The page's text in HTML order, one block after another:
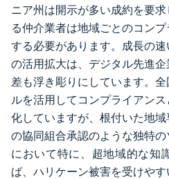
ニア州は開示が多い成約を要
る仲介業者は地域ごとのコン
する必要があります。成長の
の活用拡大は、デジタル先進
差も浮き彫りにしています。
ルを活用してコンプライアン
化していますが、根付いた地
の協同組合承認のような独特
において特に、超地域的な知
ば、ハリケーン被害を受けや